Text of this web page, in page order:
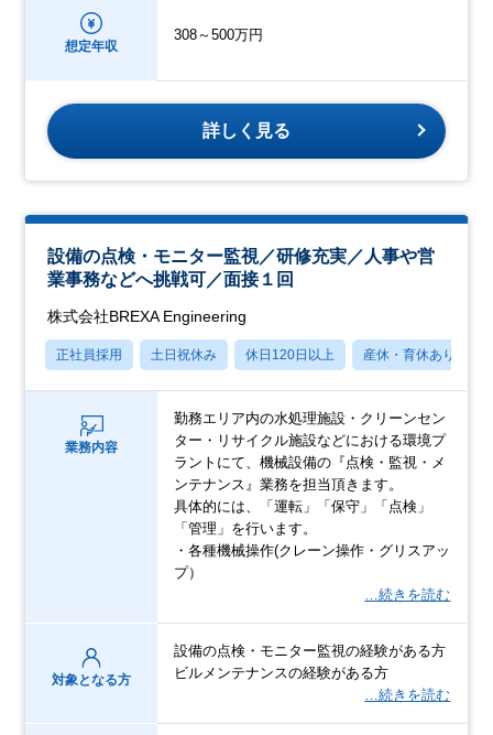
想定年収
308～500万円
詳しく見る
設備の点検・モニター監視／研修充実／人事や営
業事務などへ挑戦可／面接１回
株式会社BREXA Engineering
正社員採用 土日祝休み 休日120日以上 産休・育休あり
業務内容
勤務エリア内の水処理施設・クリーンセン
ター・リサイクル施設などにおける環境プ
ラントにて、機械設備の『点検・監視・メ
ンテナンス』業務を担当頂きます。
具体的には、「運転」「保守」「点検」
「管理」を行います。
・各種機械操作(クレーン操作・グリスアッ
プ）
…続きを読む
対象となる方
設備の点検・モニター監視の経験がある方
ビルメンテナンスの経験がある方
…続きを読む